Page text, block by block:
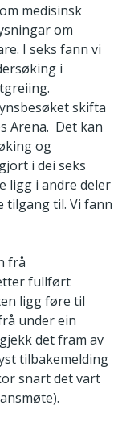
medisinsk
om
I seks fann vi
i
skifta
Arena. Det kan
og
i dei seks
ligg i andre deler
tilgang til. Vi fann
frå
fullført
ligg føre til
under ein
det fram av
tilbakemelding
snart det vart